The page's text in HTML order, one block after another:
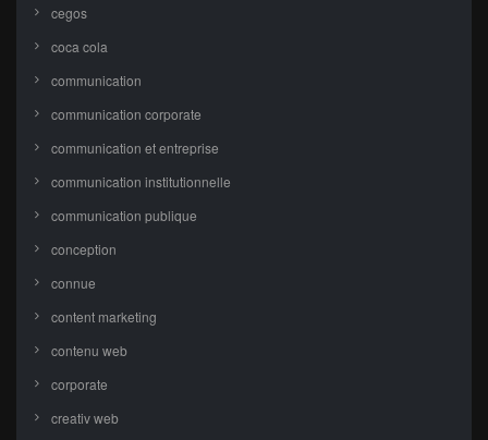
cegos
coca cola
communication
communication corporate
communication et entreprise
communication institutionnelle
communication publique
conception
connue
content marketing
contenu web
corporate
creativ web